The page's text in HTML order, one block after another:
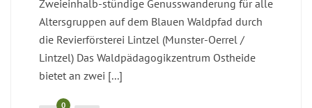
Zweieinhalb-stündige Genusswanderung für alle
Altersgruppen auf dem Blauen Waldpfad durch
die Revierförsterei Lintzel (Munster-Oerrel /
Lintzel) Das Waldpädagogikzentrum Ostheide
bietet an zwei [...]
0